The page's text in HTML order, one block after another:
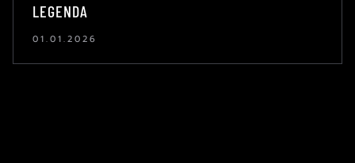
LEGENDA
01.01.2026